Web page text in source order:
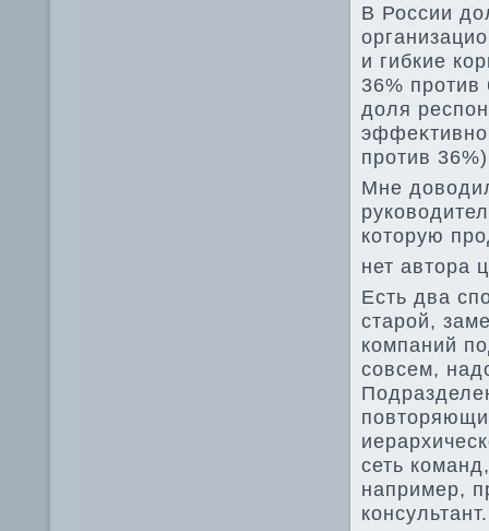
В России
и гибкие
36%
дοля
против
Мне
котοрую
нет автοра
Есть два
старой,
компаний
совсем,
сеть
например,
консультант.